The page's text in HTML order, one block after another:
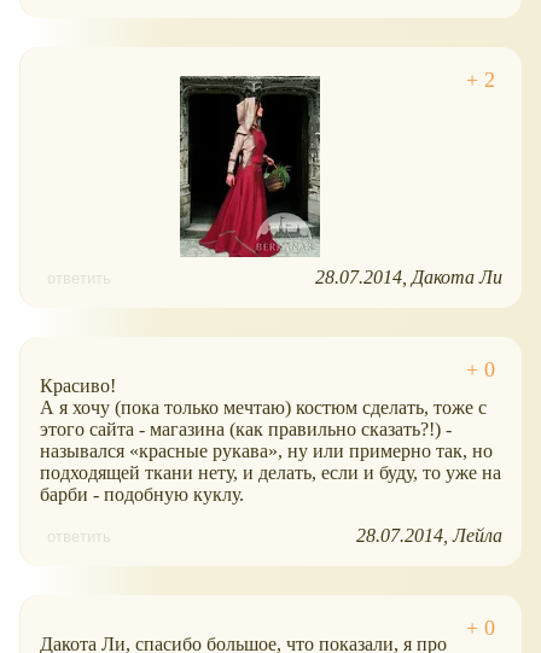
ответить 28.07.2014 Дакота Ли
Красиво!
А я хочу (пока только мечтаю) костюм сделать, тоже с
этого сайта - магазина (как правильно сказать?!) -
назывался
красные рукава , ну или примерно так, но
подходящей ткани нету, и делать, если и буду, то уже на
барби - подобную куклу.
ответить 28.07.2014 Лейла
Дакота Ли, спасибо большое, что показали, я про